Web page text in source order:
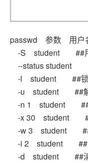
passwd 参数 用户
-S student ##用
--status student
-l student ##锁
-u student ##
-n 1 student ##
-x 30 student ##
-w 3 student ##
-i 2 student ##设
-d student ##清